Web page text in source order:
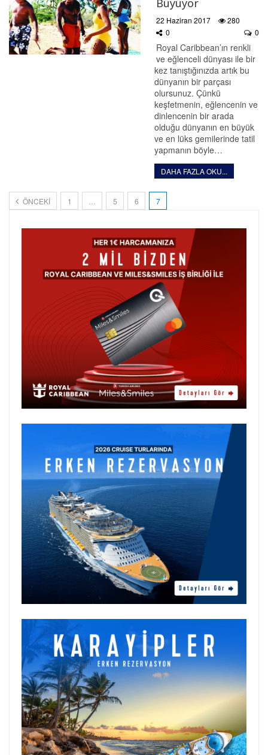
Büyüyor
22 Haziran 2017
280
0
0
Royal Caribbean’ın renkli
ve eğlenceli dünyası ile bir
kez tanıştığınızda artık bu
dünyanın bir parçası
olursunuz. Çünkü
keşfetmenin, eğlencenin ve
dinlencenin bir arada
olduğu dünyanın en büyük
ve en lüks gemilerinde tatil
yapmanın böyle…
DAHA FAZLA OKU...
ÖNCEKI 1 5 6 7